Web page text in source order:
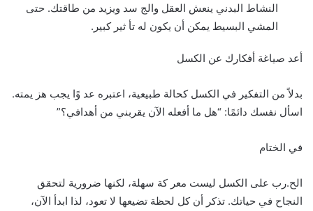
النشاط البدني ينعش العقل والج سد ويزيد من طاقتك. حتى
المشي البسيط يمكن أن يكون له تأ ثير كبير.
أعد صياغة أفكارك عن الكسل
بدلاً من التفكير في الكسل كحالة طبيعية، اعتبره عد وًا يجب هز يمته.
اسأل نفسك دائمًا: “هل ما أفعله الآن يقربني من أهدافي؟”
في الختام
الح.رب على الكسل ليست معر كة سهلة، لكنها ضرورية لتحقق
النجاح في حياتك. تذكر أن كل لحظة تضيعها لا تعود، لذا ابدأ الآن،